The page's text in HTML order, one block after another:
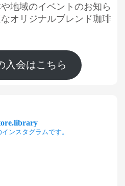
地域のイベントのお知ら
オリジナルブレンド珈琲
入会はこちら
ンスタグラムです。